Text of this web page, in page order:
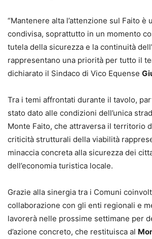
“Mantenere alta l’attenzione sul Faito è
condivisa, soprattutto in un momento
tutela della sicurezza e la continuità
rappresentano una priorità per tutto il
dichiarato il Sindaco di Vico Equense
Tra i temi affrontati durante il tavolo,
stato dato alle condizioni dell’unica
Monte Faito, che attraversa il territorio
criticità strutturali della viabilità
minaccia concreta alla sicurezza dei
dell’economia turistica locale.
Grazie alla sinergia tra i Comuni
collaborazione con gli enti regionali e
lavorerà nelle prossime settimane per
d’azione concreto, che restituisca al